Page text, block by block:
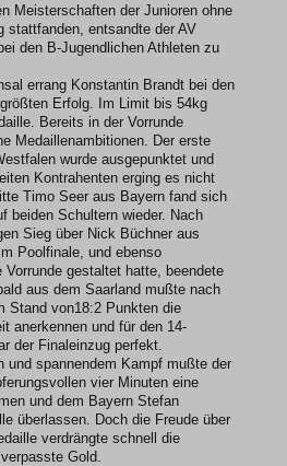
Meisterschaften der Junioren ohne
stattfanden, entsandte der AV
den B-Jugendlichen Athleten zu
errang Konstantin Brandt bei den
Erfolg. Im Limit bis 54kg
Bereits in der Vorrunde
Medaillenambitionen. Der erste
wurde ausgepunktet und
Kontrahenten erging es nicht
Timo Seer aus Bayern fand sich
beiden Schultern wieder. Nach
Sieg über Nick Büchner aus
Poolfinale, und ebenso
gestaltet hatte, beendete
aus dem Saarland mußte nach
Stand von18:2 Punkten die
anerkennen und für den 14-
der Finaleinzug perfekt.
und spannendem Kampf mußte der
vier Minuten eine
und dem Bayern Stefan
überlassen. Doch die Freude über
verdrängte schnell die
Gold.